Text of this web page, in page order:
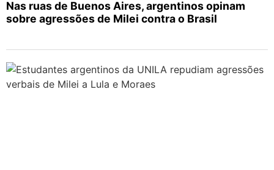
Nas ruas de Buenos Aires, argentinos opinam
sobre agressões de Milei contra o Brasil